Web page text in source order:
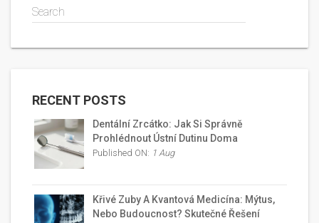
Search
RECENT POSTS
Dentální Zrcátko: Jak Si Správně
Prohlédnout Ústní Dutinu Doma
Published ON: 1 Aug
Křivé Zuby A Kvantová Medicína: Mýtus,
Nebo Budoucnost? Skutečné Řešení